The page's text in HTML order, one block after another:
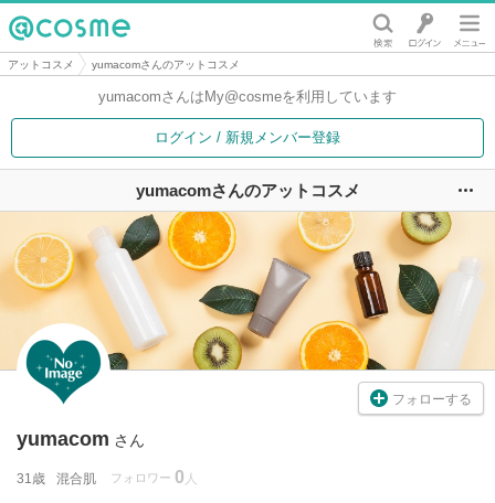
@cosme
アットコスメ yumacomさんのアットコスメ
yumacomさんは My@cosmeを利用しています
ログイン / 新規メンバー登録
yumacomさんのアットコスメ
フォローする
yumacom さん
31歳 混合肌 フォロワー 0